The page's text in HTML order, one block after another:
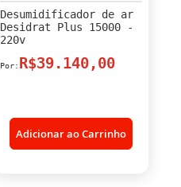
Desumidificador de ar
Desidrat Plus 15000 -
220v
R$39.140,00
Adicionar ao Carrinho